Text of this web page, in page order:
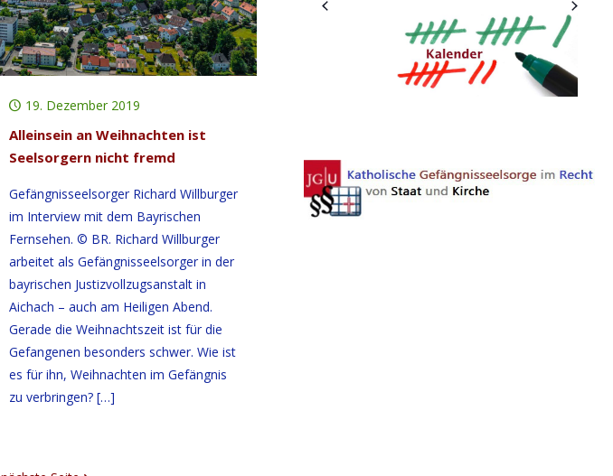
19. Dezember 2019
Alleinsein an Weihnachten ist
Seelsorgern nicht fremd
Gefängnisseelsorger Richard Willburger
im Interview mit dem Bayrischen
Fernsehen. © BR. Richard Willburger
arbeitet als Gefängnisseelsorger in der
bayrischen Justizvollzugsanstalt in
Aichach – auch am Heiligen Abend.
Gerade die Weihnachtszeit ist für die
Gefangenen besonders schwer. Wie ist
es für ihn, Weihnachten im Gefängnis
zu verbringen?[…]